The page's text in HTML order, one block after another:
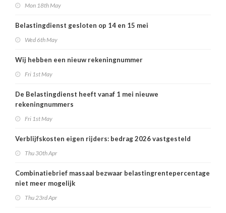
Mon 18th May
Belastingdienst gesloten op 14 en 15 mei
Wed 6th May
Wij hebben een nieuw rekeningnummer
Fri 1st May
De Belastingdienst heeft vanaf 1 mei nieuwe
rekeningnummers
Fri 1st May
Verblijfskosten eigen rijders: bedrag 2026 vastgesteld
Thu 30th Apr
Combinatiebrief massaal bezwaar belastingrentepercentage
niet meer mogelijk
Thu 23rd Apr